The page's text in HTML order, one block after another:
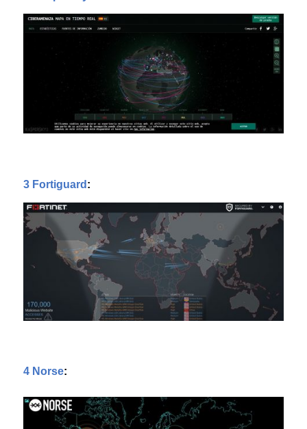
3 Fortiguard :
4 Norse: